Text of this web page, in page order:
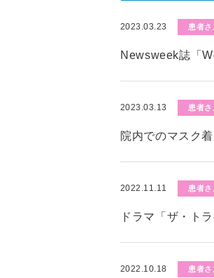
2023.03.23 患者
Newsweek誌「
2023.03.13 患者
院内でのマスク
2022.11.11 患者
ドラマ「ザ・ト
2022.10.18 患者